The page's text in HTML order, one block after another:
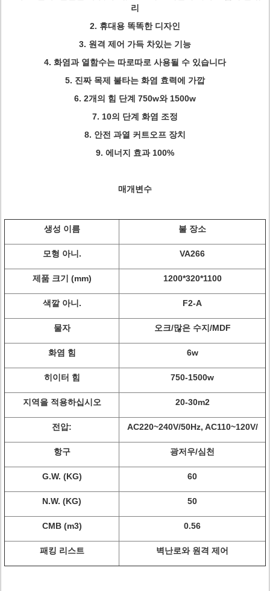
리
2. 휴대용 똑똑한 디자인
3. 원격 제어 가득 차있는 기능
4. 화염과 열함수는 따로따로 사용될 수 있습니다
5. 진짜 목제 불타는 화염 효력에 가깝
6. 2개의 힘 단계 750w와 1500w
7. 10의 단계 화염 조정
8. 안전 과열 커트오프 장치
9. 에너지 효과 100%
매개변수
생성 이름 불 장소
모형 아니. VA266
제품 크기 (mm) 1200*320*1100
색깔 아니. F2-A
물자 오크/많은 수지/MDF
화염 힘 6w
히이터 힘 750-1500w
지역을 적용하십시오 20-30m2
전압: AC220~240V/50Hz, AC110~120V/
항구 광저우/심천
G.W. (KG) 60
N.W. (KG) 50
CMB (m3) 0.56
패킹 리스트 벽난로와 원격 제어